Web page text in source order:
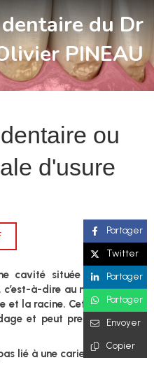
du Dr
PINEAU
ou
d'usure
cavité située dans la
à-dire au niveau de
et la racine. Cette lésion
et peut prendre une
lié à une carie.
Partager
Twitter
Partager
Partager
Envoyer
Copier